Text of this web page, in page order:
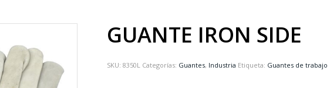
GUANTE IRON SIDE
SKU:8350L Categorías: Guantes, Industria Etiqueta: Guantes de trabajo